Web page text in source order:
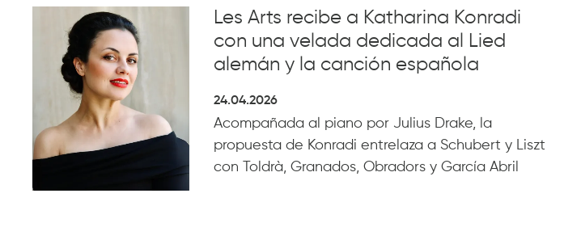
Les Arts recibe a Katharina Konradi
con una velada dedicada al Lied
alemán y la canción española
24.04.2026
Acompañada al piano por Julius Drake, la
propuesta de Konradi entrelaza a Schubert y Liszt
con Toldrà, Granados, Obradors y García Abril